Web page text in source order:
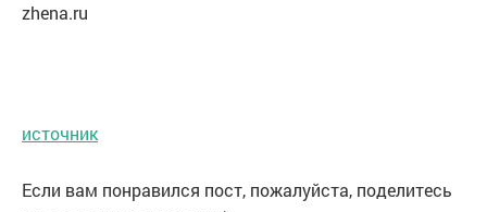
zhena.ru
источник
Если вам понравился пост, пожалуйста, поделитесь